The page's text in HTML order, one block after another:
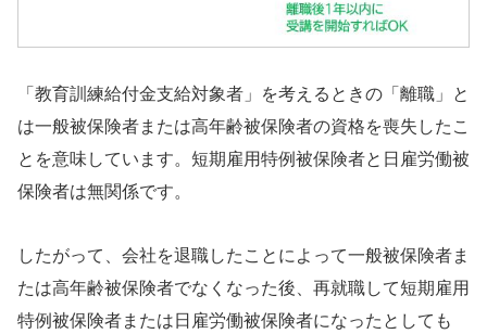
「教育訓練給付金支給対象者」を考えるときの「離職」と
は一般被保険者または高年齢被保険者の資格を喪失したこ
とを意味しています。短期雇用特例被保険者と日雇労働被
保険者は無関係です。
したがって、会社を退職したことによって一般被保険者ま
たは高年齢被保険者でなくなった後、再就職して短期雇用
特例被保険者または日雇労働被保険者になったとしても